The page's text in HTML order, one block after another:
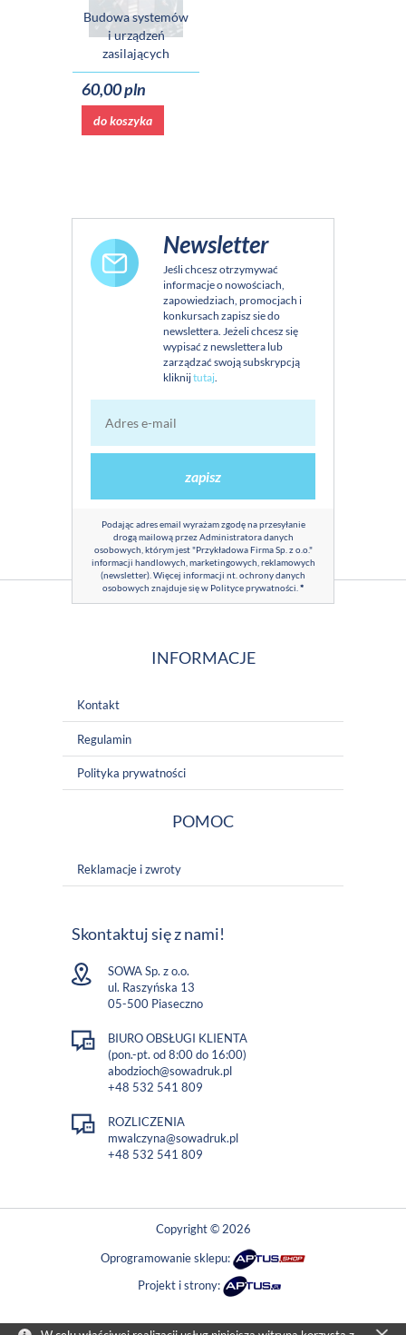
Budowa systemów
i urządzeń
zasilających
60,00 pln
do koszyka
Newsletter
Jeśli chcesz otrzymywać
informacje o nowościach,
zapowiedziach, promocjach i
konkursach zapisz sie do
newslettera. Jeżeli chcesz się
wypisać z newslettera lub
zarządzać swoją subskrypcją
kliknijtutaj.
zapisz
Podając adres email wyrażam zgodę na przesyłanie
drogą mailową przez Administratora danych
osobowych, którym jest "Przykładowa Firma Sp. z o.o."
informacji handlowych, marketingowych, reklamowych
(newsletter). Więcej informacji nt. ochrony danych
osobowych znajduje się w Polityce prywatności *
INFORMACJE
Kontakt
Regulamin
Polityka prywatności
POMOC
Reklamacje i zwroty
Skontaktuj się z nami!
SOWA Sp. z o.o.
ul. Raszyńska 13
05-500 Piaseczno
BIURO OBSŁUGI KLIENTA
(pon.-pt. od 8:00 do 16:00)
abodzioch@sowadruk.pl
+48 532 541 809
ROZLICZENIA
mwalczyna@sowadruk.pl
+48 532 541 809
Copyright © 2026
Oprogramowanie sklepu:
Projekt i strony: